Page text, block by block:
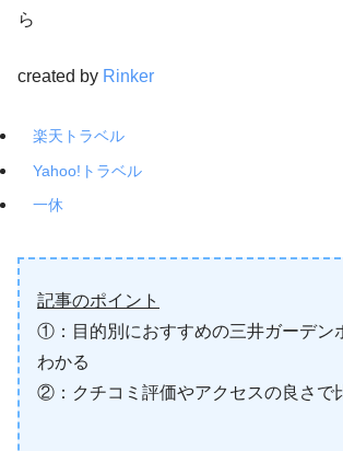
ら
created by Rinker
楽天トラベル
Yahoo!トラベル
一休
記事のポイント
①：目的別におすすめの三井ガーデン
わかる
②：クチコミ評価やアクセスの良さで